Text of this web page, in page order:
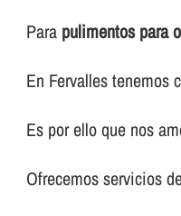
Para pulimentos para
En Fervalles tenemos
Es por ello que nos
Ofrecemos servicios